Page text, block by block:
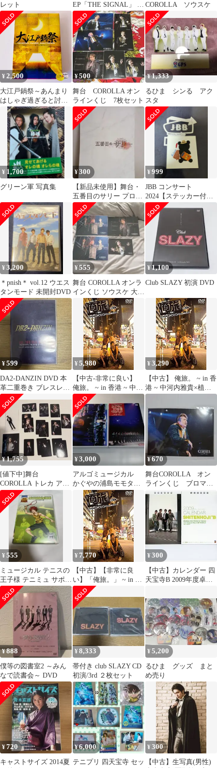
レット
EP「THE SIGNAL」 ソ
ウスケ
COROLLA ソウスケ
¥2,500
大江戸鍋祭～あんまり
はしゃぎ過ぎると討た
れちゃうよ～ る・ひま
わり LHDV-1002 [D]
【DVD】(P26)
¥500
舞台 COROLLA オン
ラインくじ 7枚セット
¥1,333
るひま シンる アク
スタ
¥ 1,700
グリーン軍 写真集
¥300
【新品未使用】舞台・
五番目のサリー プログ
ラム本
¥999
JBB コンサート
2024【ステッカー付
き】中川晃教 藤岡正
明 東啓介 大山真志
¥3,200
＊pnish＊ vol.12 ウエス
タンモード 未開封DVD
¥555
舞台 COROLLA オンラ
インくじ ソウスケ 大山
真志 ブロマイド ステフ
¥1,100
Club SLAZY 初演 DVD
¥599
DA2-DANZIN DVD 本
革二重巻き ブレスレッ
ト レザーる・ひまわり
¥5,980
【中古-非常に良い】
俺旅。 ~ in 香港 ~ 中河
内雅貴×植木 豪/良知真
次×大山真志 九龍編
[DVD]
¥3,290
【中古】 俺旅。 ~ in 香
港 ~ 中河内雅貴×植木
豪/良知真次×大山真志
¥1,755
[値下中]舞台
COROLLA トレカ アク
スタ ブロマイドセット
¥3,000
アルゴミュージカル
かぐやの浦島モモタロ
ウ 新・かぐやの浦島
モモタロウ セット
¥670
舞台COROLLA オン
ラインくじ ブロマイ
ド
¥555
ミュージカル テニスの
王子様 テニミュ サポー
ターズDVD 四天宝寺 B
¥ 7,770
【中古】【非常に良
い】「俺旅。」 ~ in 香
港 ~ 中河内雅貴×植木
豪/良知真次×大山真志
九龍編 [DVD] ggw725x
¥300
【中古】カレンダー 四
天宝寺B 2009年度卓上
「ミュージカル テニス
の王子様 The Treasure
Match 四天宝寺 feat. 氷
帝」
¥888
僕等の図書室2 ～みん
なで読書会～ DVD
¥8,333
帯付き club SLAZY CD
初演/3rd ２枚セット
¥5,200
るひま グッズ まと
め売り
¥720
キャストサイズ 2014夏
¥6,000
テニプリ 四天宝寺 セッ
¥300
【中古】生写真(男性)